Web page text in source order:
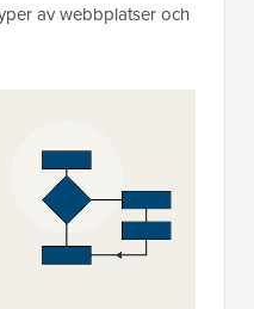
av webbplatser och